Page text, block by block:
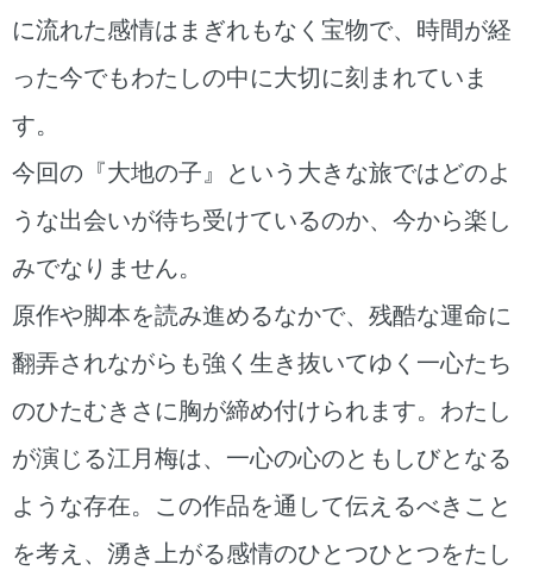
に流れた感情はまぎれもなく宝物で、時間が経
った今でもわたしの中に大切に刻まれていま
す。
今回の『大地の子』という大きな旅ではどのよ
うな出会いが待ち受けているのか、今から楽し
みでなりません。
原作や脚本を読み進めるなかで、残酷な運命に
翻弄されながらも強く生き抜いてゆく一心たち
のひたむきさに胸が締め付けられます。わたし
が演じる江月梅は、一心の心のともしびとなる
ような存在。この作品を通して伝えるべきこと
を考え、湧き上がる感情のひとつひとつをたし